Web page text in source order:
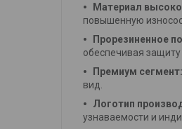
Материал
повышенную
Прорезиненное
обеспечивая
Премиум сегмент:
вид.
Логотип
узнаваемости и